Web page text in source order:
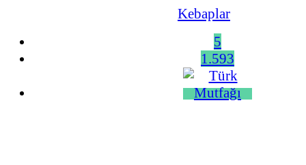
Kebaplar
5
1.593